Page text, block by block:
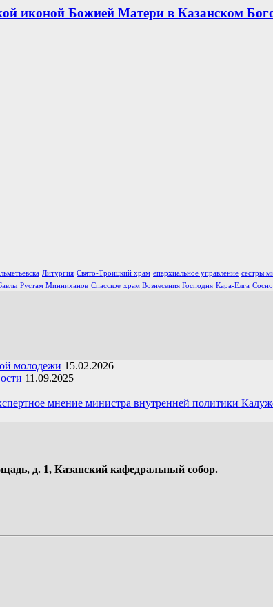
иконой Божией Матери в Казанском
Литургия Свято-Троицкий храм епархиальное управление сестры
Рустам Минниханов Спасское храм Вознесения Господня Кара-Елга
молодежи 15.02.2026
11.09.2025
мнение министра внутренней политики
д. 1, Казанский кафедральный собор.